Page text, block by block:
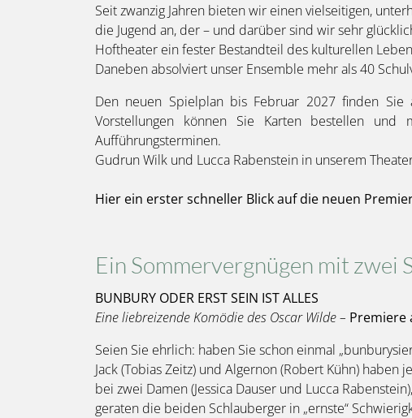
Seit zwanzig Jahren bieten wir einen vielseitigen,
die Jugend an, der – und darüber sind wir sehr
Hoftheater ein fester Bestandteil des kulturellen
Daneben absolviert unser Ensemble mehr als 40
Den neuen Spielplan bis Februar 2027 finden
Vorstellungen können Sie Karten bestellen
Aufführungsterminen.
Gudrun Wilk und Lucca Rabenstein in unserem
Hier ein erster schneller Blick auf die neuen
Ein Sommervergnügen mit zwei
BUNBURY ODER ERST SEIN IST ALLES
Eine liebreizende Komödie des Oscar Wilde – Premiere
Seien Sie ehrlich: haben Sie schon einmal
Jack (Tobias Zeitz) und Algernon (Robert Kühn)
bei zwei Damen (Jessica Dauser und Lucca
geraten die beiden Schlauberger in „ernste“